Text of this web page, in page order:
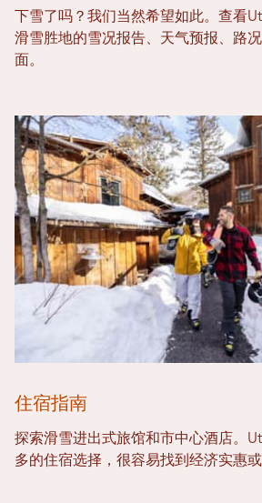
下雪了吗？我们当然希望如此。查看
滑雪胜地的雪况报告、天气预报、路
面。
住宿指南
探索滑雪进出式旅馆和市中心酒店。
多的住宿选择，很容易找到经济实惠或